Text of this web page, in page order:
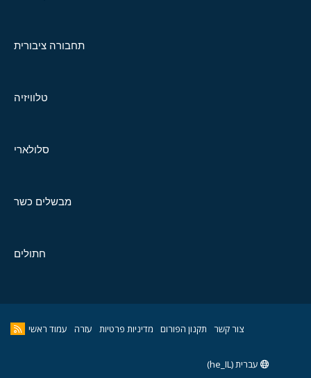
תחבורה ציבורית
טלוויזיה
סלולארי
מבשלים כשר
חתולים
צור קשר תקנון הפורום מדיניות פרטיות עזרה עמוד ראשי
עברית (he_IL)